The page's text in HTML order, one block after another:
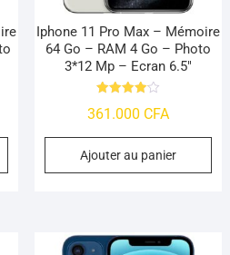
Iphone 11 Pro Max – Mémoire
64 Go – RAM 4 Go – Photo
3*12 Mp – Ecran 6.5″
4.09
361.000 CFA
Ajouter au panier